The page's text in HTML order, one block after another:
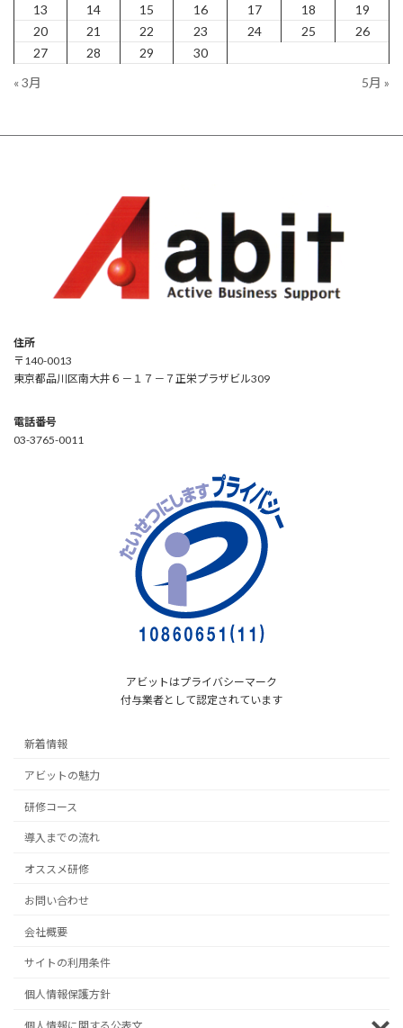
13
14 15 16 17 18
19
20
21 22 23 24 25
26
27
28 29
30
« 3月
5月 »
住所
〒140-0013
東京都品川区南大井６－１７－７正栄プラザビル309
電話番号
03-3765-0011
アビットはプライバシーマーク
付与業者として認定されています
新着情報
アビットの魅力
研修コース
導入までの流れ
オススメ研修
お問い合わせ
会社概要
サイトの利用条件
個人情報保護方針